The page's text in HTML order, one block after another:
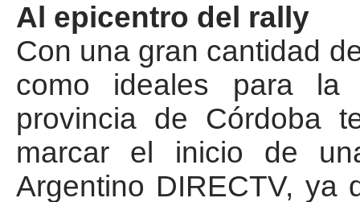
Al epicentro del rally
Con una gran cantidad
como ideales para
provincia de Córdoba
marcar el inicio de
Argentino DIRECTV, ya